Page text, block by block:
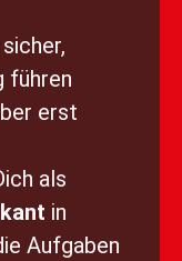
führen
erst
als
in
Aufgaben